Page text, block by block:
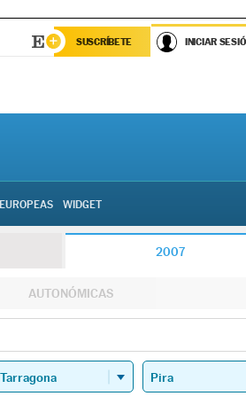
SUSCRÍBETE INICIAR
EUROPEAS WIDGET
2007
AUTONÓMICAS